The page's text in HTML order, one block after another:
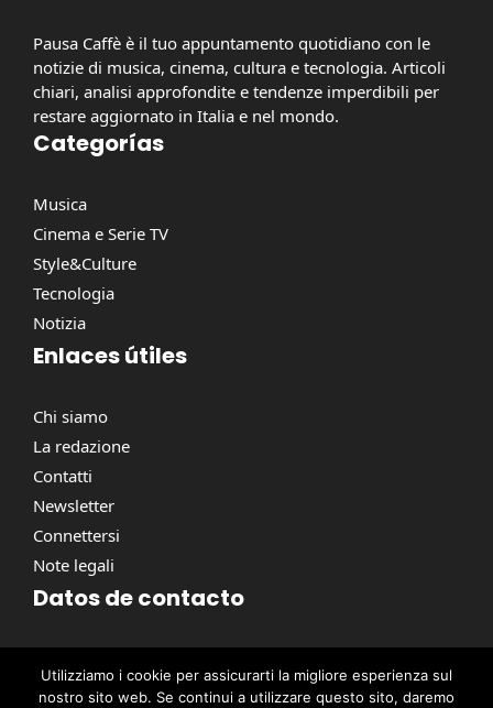
Pausa Caffè è il tuo appuntamento quotidiano con le
notizie di musica, cinema, cultura e tecnologia. Articoli
chiari, analisi approfondite e tendenze imperdibili per
restare aggiornato in Italia e nel mondo.
Categorías
Musica
Cinema e Serie TV
Style&Culture
Tecnologia
Notizia
Enlaces útiles
Chi siamo
La redazione
Contatti
Newsletter
Connettersi
Note legali
Datos de contacto
contact@pausacaffe.net
Utilizziamo i cookie per assicurarti la migliore esperienza sul
nostro sito web. Se continui a utilizzare questo sito, daremo